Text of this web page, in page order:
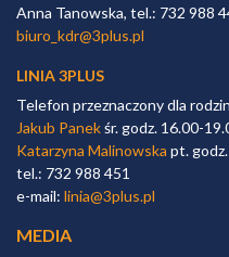
Anna Tanowska, tel.: 732 988
biuro_kdr@3plus.pl
LINIA 3PLUS
Telefon przeznaczony dla
Jakub Panekśr. godz. 16.00-
Katarzyna Malinowska pt.
tel.: 732 988 451
e-mail: linia@3plus.pl
MEDIA